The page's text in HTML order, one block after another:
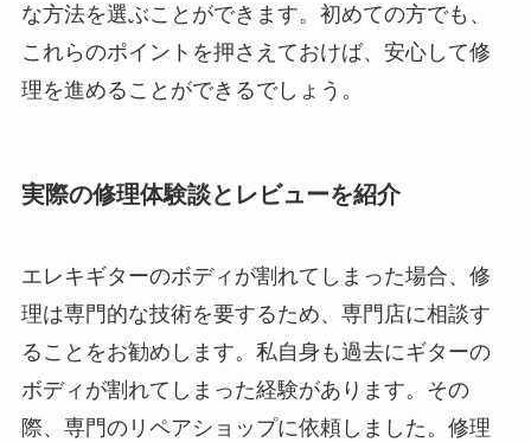
な方法を選ぶことができます。初めての方でも、
これらのポイントを押さえておけば、安心して修
理を進めることができるでしょう。
実際の修理体験談とレビューを紹介
エレキギターのボディが割れてしまった場合、修
理は専門的な技術を要するため、専門店に相談す
ることをお勧めします。私自身も過去にギターの
ボディが割れてしまった経験があります。その
際、専門のリペアショップに依頼しました。修理